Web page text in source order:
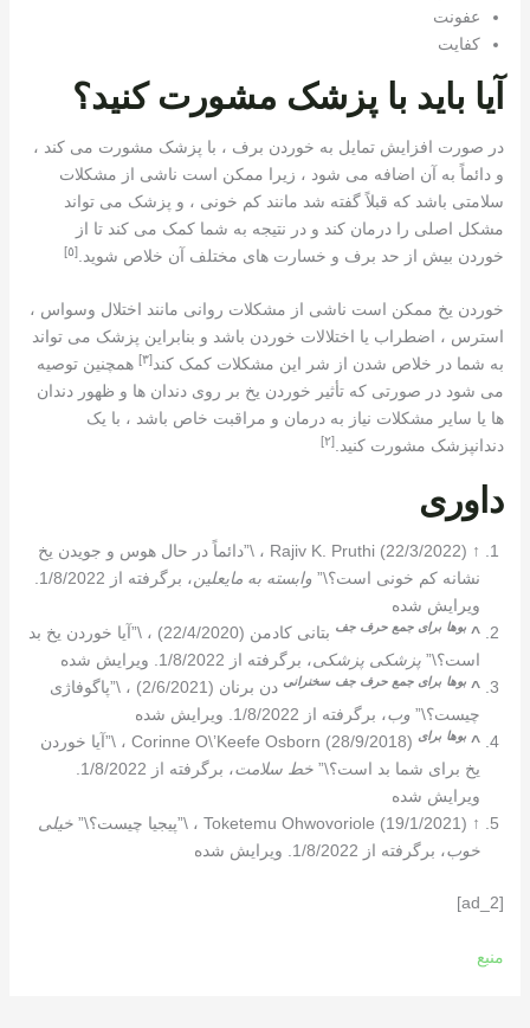
عفونت
کفایت
آیا باید با پزشک مشورت کنید؟
در صورت افزایش تمایل به خوردن برف ، با پزشک مشورت می کند ،
و دائماً به آن اضافه می شود ، زیرا ممکن است ناشی از مشکلات
سلامتی باشد که قبلاً گفته شد مانند کم خونی ، و پزشک می تواند
مشکل اصلی را درمان کند و در نتیجه به شما کمک می کند تا از
خوردن بیش از حد برف و خسارت های مختلف آن خلاص شوید. [٥]
خوردن یخ ممکن است ناشی از مشکلات روانی مانند اختلال وسواس ،
استرس ، اضطراب یا اختلالات خوردن باشد و بنابراین پزشک می تواند
به شما در خلاص شدن از شر این مشکلات کمک کند[٣]
همچنین توصیه
می شود در صورتی که تأثیر خوردن یخ بر روی دندان ها و ظهور دندان
ها یا سایر مشکلات نیاز به درمان و مراقبت خاص باشد ، با یک
دندانپزشک مشورت کنید.[٢]
داوری
↑
Rajiv K. Pruthi (22/3/2022) ، \”دائماً در حال هوس و جویدن یخ
نشانه کم خونی است؟\” وابسته به مایعلین
ویرایش شده
^ بوها برای جمع حرف جف
بتانی کادمن (22/4/2020) ، \”آیا خوردن یخ بد
است؟\” پزشکی پزشکی، برگرفته از 1/8/2022. ویرایش شده
^ بوها برای جمع حرف جف سخنرانی
دن برنان (2/6/2021) ، \”پاگوفاژی
چیست؟\” وب، برگرفته از 1/8/2022. ویرایش شده
^ بوها برای
Corinne O\’Keefe Osborn (28/9/2018) ، \”آیا خوردن
یخ برای شما بد است؟\” خط سلامت
ویرایش شده
↑ Toketemu Ohwovoriole (19/1/2021) ، \”پیجیا چیست؟\”
خیلی
خوب، برگرفته از 1/8/2022. ویرایش شده
[ad_2]
منبع